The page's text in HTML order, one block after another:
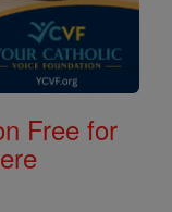
Free for